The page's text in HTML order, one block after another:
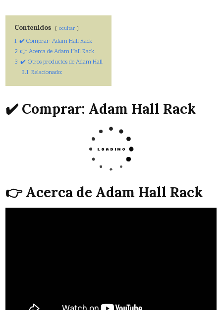
Contenidos ocultar
1 ✔️ Comprar: Adam Hall Rack
2 👉 Acerca de Adam Hall Rack
3 ✔️ Otros productos de Adam Hall
3.1 Relacionado:
✔️ Comprar: Adam Hall Rack
👉 Acerca de Adam Hall Rack